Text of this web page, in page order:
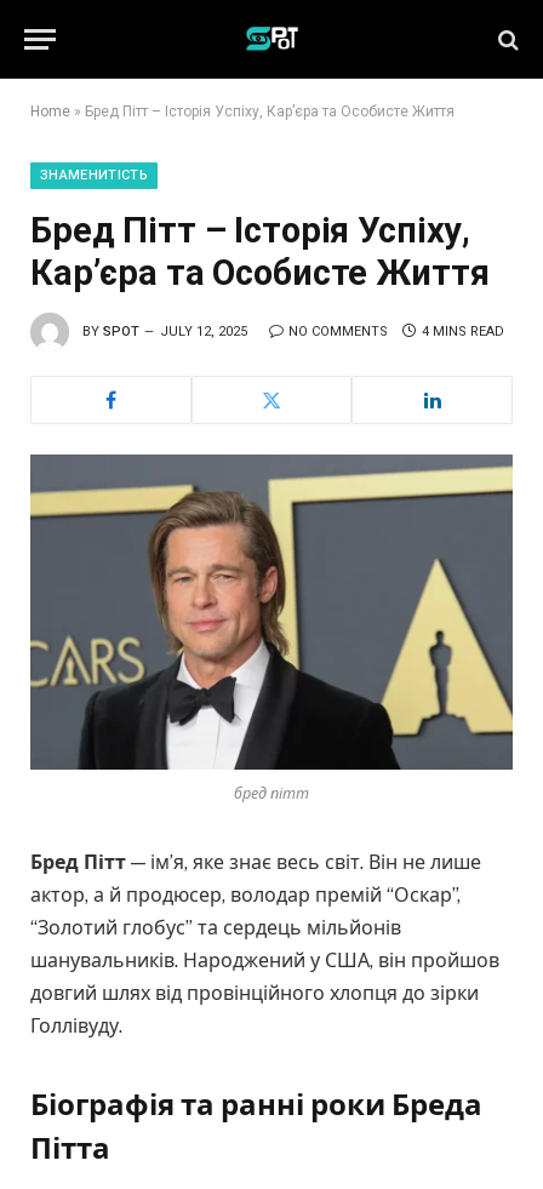
Home » Бред Пітт – Історія Успіху, Кар’єра та Особисте Життя
ЗНАМЕНИТІСТЬ
Бред Пітт – Історія Успіху,
Кар’єра та Особисте Життя
BY SPOT JULY 12, 2025 NO COMMENTS 4 MINS READ
бред пітт
Бред Пітт — ім’я, яке знає весь світ. Він не лише
актор, а й продюсер, володар премій “Оскар”,
“Золотий глобус” та сердець мільйонів
шанувальників. Народжений у США, він пройшов
довгий шлях від провінційного хлопця до зірки
Голлівуду.
Біографія та ранні роки Бреда
Пітта